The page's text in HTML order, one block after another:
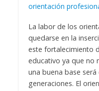
orientación
La labor de los
quedarse en la
este fortalecimiento
educativo ya que no
una buena base
generaciones. El